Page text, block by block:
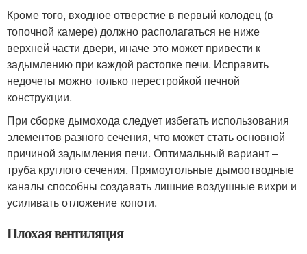
Кроме того, входное отверстие в первый колодец (в
топочной камере) должно располагаться не ниже
верхней части двери, иначе это может привести к
задымлению при каждой растопке печи. Исправить
недочеты можно только перестройкой печной
конструкции.
При сборке дымохода следует избегать использования
элементов разного сечения, что может стать основной
причиной задымления печи. Оптимальный вариант –
труба круглого сечения. Прямоугольные дымоотводные
каналы способны создавать лишние воздушные вихри и
усиливать отложение копоти.
Плохая вентиляция